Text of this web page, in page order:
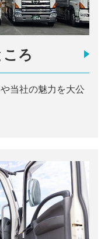
ろ
当社の魅力を大公